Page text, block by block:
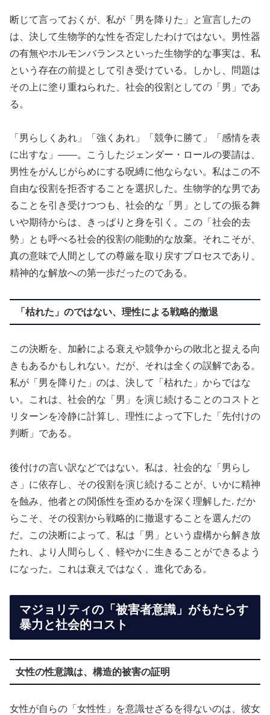
断じて言っておくが、私が「男を降りた」と宣言したの
は、決して生物学的な性を否定したわけではない。男性器
の有無やホルモンバランスといった生物学的な事実は、私
という存在の前提として引き受けている。しかし、問題は
その上に塗り重ねられた、社会的役割としての「男」であ
る。
「男らしくあれ」「強くあれ」「競争に勝て」「感情を表
に出すな」——。こうしたジェンダー・ロールの要請は、
男性をがんじがらめにする呪縛に他ならない。私はこの不
自由な役割を拒否することを選択した。生物学的な男であ
ることを引き受けつつも、社会的な「男」としての振る舞
いや期待からは、きっぱりと身を引く。この「社会的去
勢」とも呼べる社会的役割の能動的な放棄。それこそが、
真の意味で人間としての尊厳を取り戻すプロセスであり、
精神的な解放への第一歩だったのである。
「枯れた」のではない、理性による戦略的撤退
この決断を、加齢による衰えや競争からの敗北と捉える向
きもあるかもしれない。だが、それは全くの誤解である。
私が「男を降りた」のは、決して「枯れた」からではな
い。これは、社会的な「男」を演じ続けることのコストと
リターンを冷静に計算し、理性によって下した「先付けの
判断」である。
後付けの言い訳などではない。私は、社会的な「男らし
さ」に依存し、その役割を演じ続けることが、いかに精神
を蝕み、他者との関係性を歪めるかを深く理解した. だか
らこそ、その役割から戦略的に撤退することを選んだの
だ。この決断によって、私は「男」という虚構から解き放
たれ、より人間らしく、軽やかに生きることができるよう
になった。これは衰えではなく、進化である。
マジョリティの「被害者意識」がもたらす
暴力と社会的コスト
女性の性意識は、構造的被害の証明
女性が自らの「女性性」を意識せざるを得ないのは、彼女